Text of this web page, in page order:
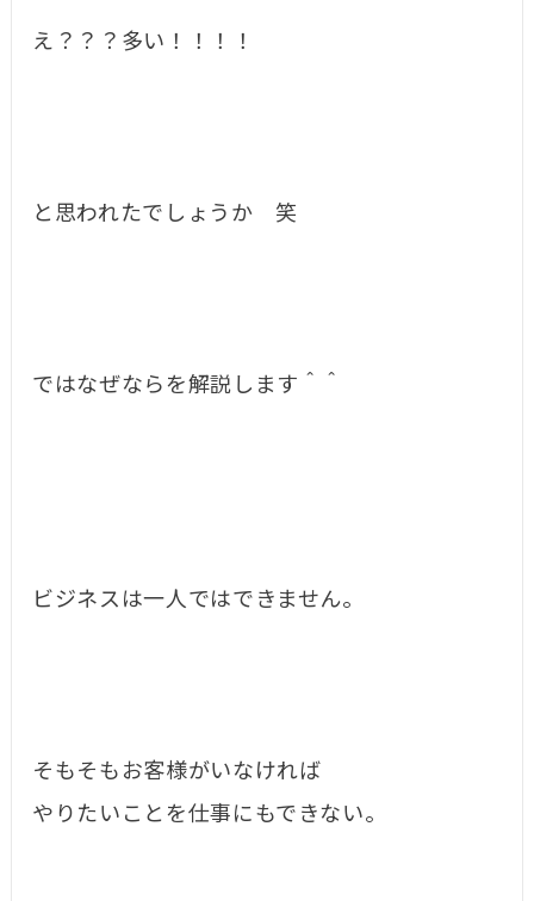
え？？？多い！！！！
と思われたでしょうか 笑
ではなぜならを解説します＾＾
ビジネスは一人ではできません。
そもそもお客様がいなければ
やりたいことを仕事にもできない。